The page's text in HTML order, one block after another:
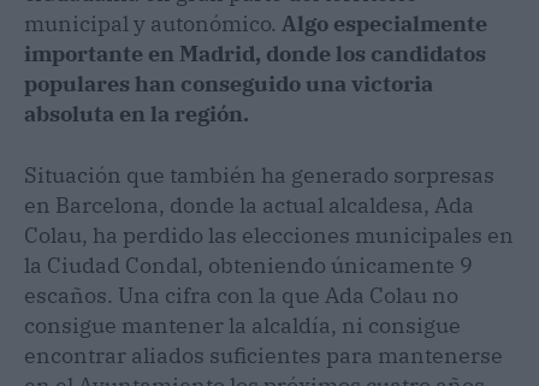
municipal y autonómico. Algo especialmente
importante en Madrid, donde los candidatos
populares han conseguido una victoria
absoluta en la región.
Situación que también ha generado sorpresas
en Barcelona, donde la actual alcaldesa, Ada
Colau, ha perdido las elecciones municipales en
la Ciudad Condal, obteniendo únicamente 9
escaños. Una cifra con la que Ada Colau no
consigue mantener la alcaldía, ni consigue
encontrar aliados suficientes para mantenerse